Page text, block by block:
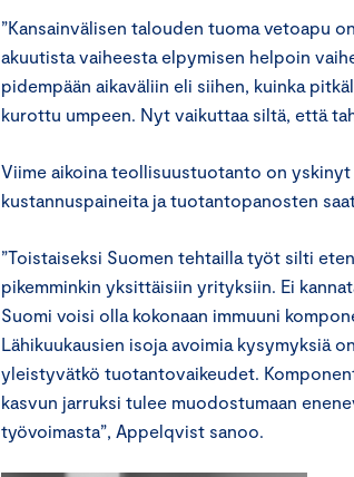
”Kansainvälisen talouden tuoma vetoapu
akuutista vaiheesta elpymisen helpoin
pidempään aikaväliin eli siihen, kuinka
kurottu umpeen. Nyt vaikuttaa siltä, että
Viime aikoina teollisuustuotanto on yskinyt
kustannuspaineita ja tuotantopanosten
”Toistaiseksi Suomen tehtailla työt silti
pikemminkin yksittäisiin yrityksiin. Ei
Suomi voisi olla kokonaan immuuni
Lähikuukausien isoja avoimia kysymyksiä
yleistyvätkö tuotantovaikeudet.
kasvun jarruksi tulee muodostumaan
työvoimasta”, Appelqvist sanoo.